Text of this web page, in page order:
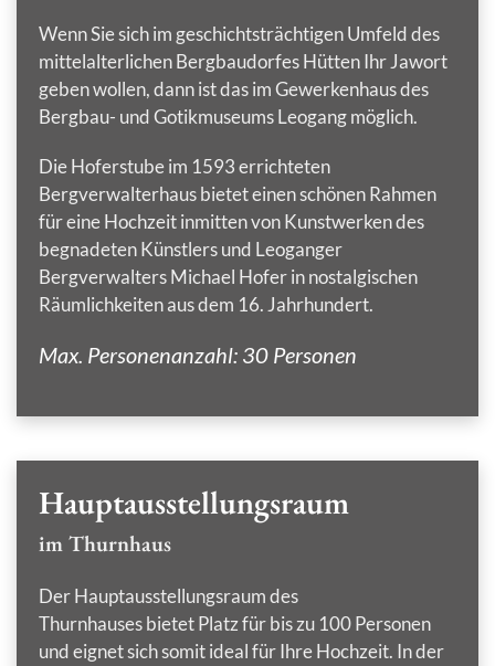
Wenn Sie sich im geschichtsträchtigen Umfeld des
mittelalterlichen Bergbaudorfes Hütten Ihr Jawort
geben wollen, dann ist das im Gewerkenhaus des
Bergbau- und Gotikmuseums Leogang möglich.
Die Hoferstube im 1593 errichteten
Bergverwalterhaus bietet einen schönen Rahmen
für eine Hochzeit inmitten von Kunstwerken des
begnadeten Künstlers und Leoganger
Bergverwalters Michael Hofer in nostalgischen
Räumlichkeiten aus dem 16. Jahrhundert.
Max. Personenanzahl: 30 Personen
Hauptausstellungsraum
im Thurnhaus
Der Hauptausstellungsraum des
Thurnhauses bietet Platz für bis zu 100 Personen
und eignet sich somit ideal für Ihre Hochzeit. In der